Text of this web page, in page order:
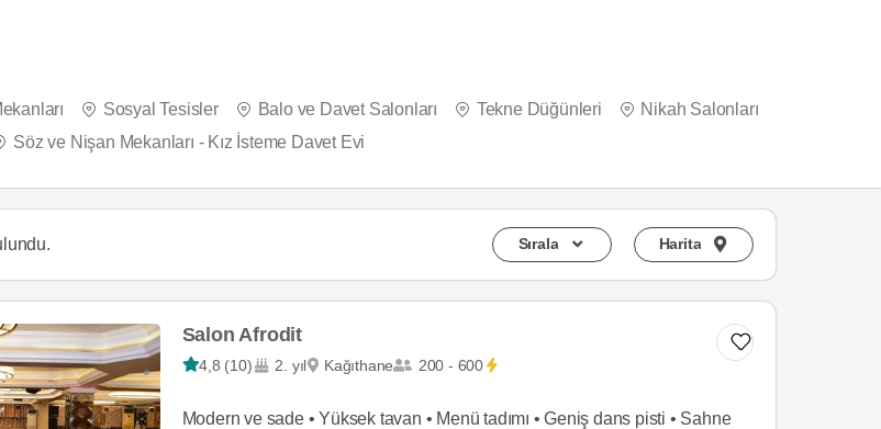
Sosyal Tesisler Balo ve Davet Salonları Tekne Düğünleri
Nikah Salonları
Söz ve Nişan Mekanları - Kız İsteme Davet Evi
Sırala Harita
Salon Afrodit
4,8 (10) 2. yıl Kağıthane 200 - 600
Modern ve sade • Yüksek tavan • Menü tadımı • Geniş dans pisti • Sahne